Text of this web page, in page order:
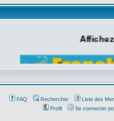
FAQ Rechercher
Liste des
Profil
Se connecter